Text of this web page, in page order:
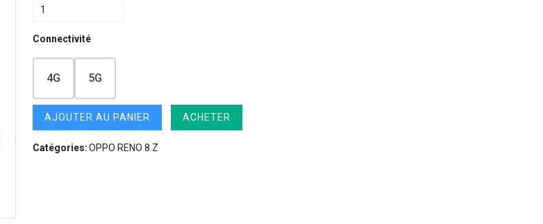
Connectivité
4G 5G
AJOUTER AU PANIER ACHETER
Catégories:OPPO RENO 8 Z